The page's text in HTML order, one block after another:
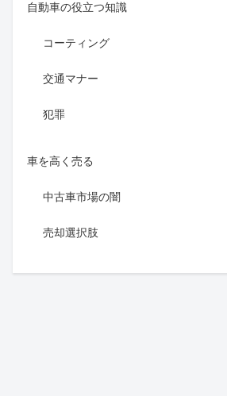
自動車の役立つ知識
コーティング
交通マナー
犯罪
車を高く売る
中古車市場の闇
売却選択肢